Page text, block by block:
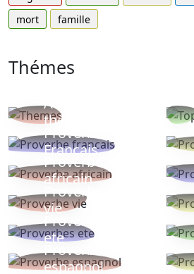
mort
famille
Thémes
Autres
thèmes
Proverbe
Français
Proverbe
africain
Proverbe
vie
Proverbes
ete
Proverbe
espagnol